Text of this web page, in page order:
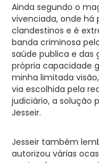
Ainda segundo o
vivenciada, onde
clandestinos e é
banda criminosa
saúde publica e das
própria capacidade
minha limitada
via escolhida pela
judiciário, a solução
Jesseir.
Jesseir também
autorizou várias